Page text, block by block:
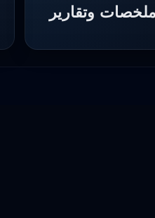
ملخصات وتقارير